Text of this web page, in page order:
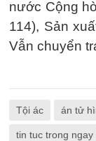
nước Cộng
114), Sản
Vẫn chuyển
Tội ác án tử
tin tuc trong ngay